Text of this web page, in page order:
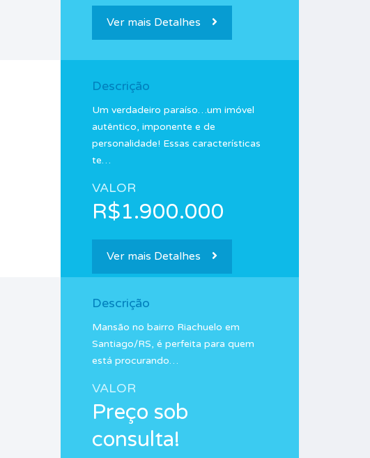
Ver mais Detalhes
Descrição
Um verdadeiro paraíso…um imóvel
autêntico, imponente e de
personalidade! Essas características
te…
VALOR
R$1.900.000
Ver mais Detalhes
Descrição
Mansão no bairro Riachuelo em
Santiago/RS, é perfeita para quem
está procurando…
VALOR
Preço sob
consulta!